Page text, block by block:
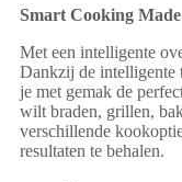
Smart Cooking
Met een intelligente
Dankzij de intelligente
je met gemak de
wilt braden, grillen,
verschillende
resultaten te behalen.